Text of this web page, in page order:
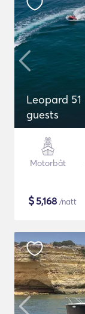
Leopard
guests
Motorbåt
$5,168 /natt